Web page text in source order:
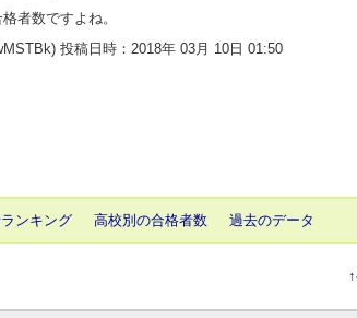
者数ですよね。
投稿日時：2018年 03月 10日 01:50
ンキング 高校別の合格者数 過去のデータ